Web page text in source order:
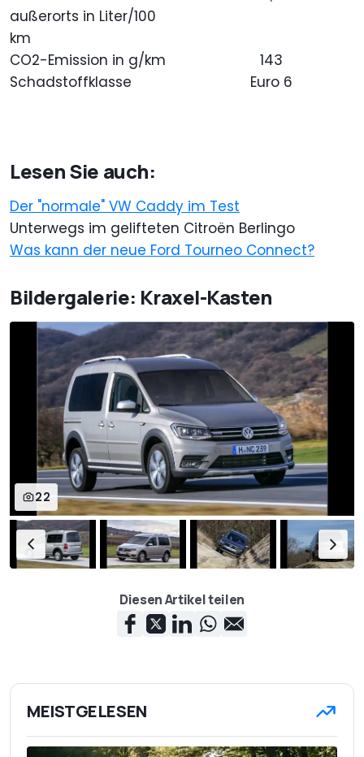
außerorts in Liter/100
km
CO2-Emission in g/km
143
Schadstoffklasse
Euro 6
Lesen Sie auch:
Der "normale" VW Caddy im Test
Unterwegs im gelifteten Citroën Berlingo
Was kann der neue Ford Tourneo Connect?
Bildergalerie: Kraxel-Kasten
22
Diesen Artikel teilen
MEISTGELESEN